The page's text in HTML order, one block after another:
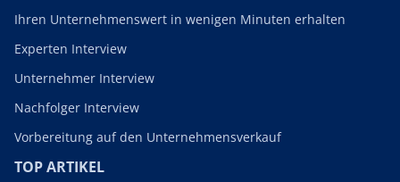
Ihren Unternehmenswert in wenigen Minuten erhalten
Experten Interview
Unternehmer Interview
Nachfolger Interview
Vorbereitung auf den Unternehmensverkauf
TOP ARTIKEL